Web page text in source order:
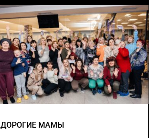
ДОРОГИЕ МАМЫ